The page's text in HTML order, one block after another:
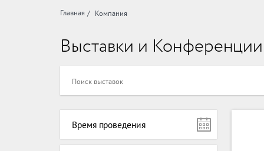
Главная Компания
Выставки и Конференции
Время проведения